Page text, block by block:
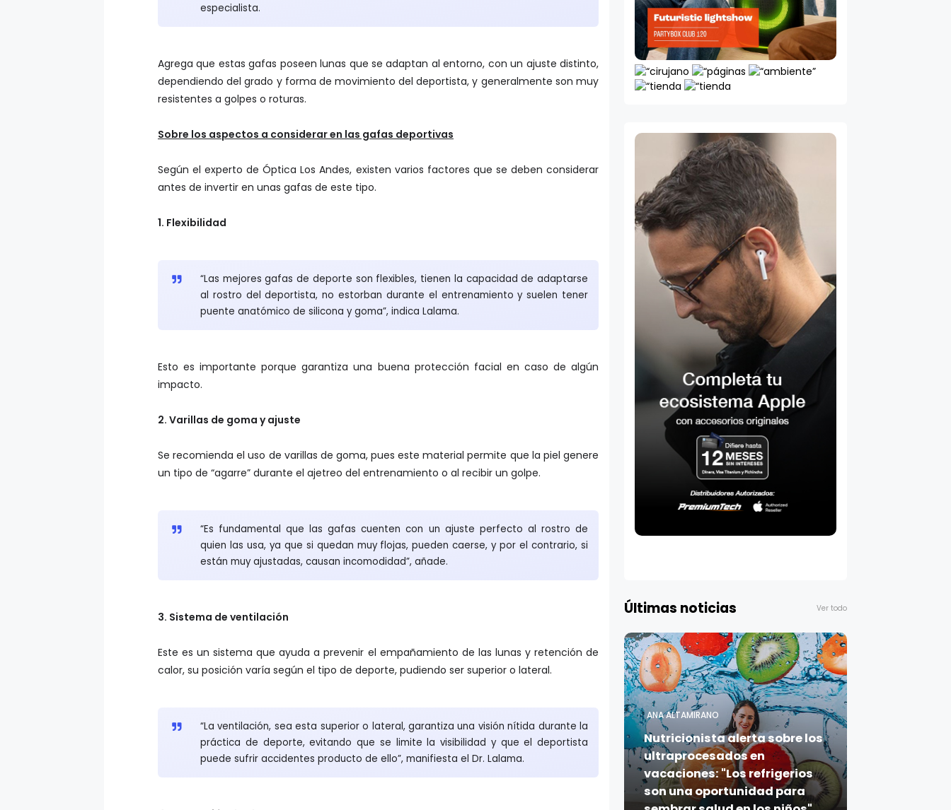
especialista.
Agrega que estas gafas poseen lunas que se adaptan al entorno, con un ajuste distinto,
dependiendo del grado y forma de movimiento del deportista, y generalmente son muy
resistentes a golpes o roturas.
Sobre los aspectos a considerar en las gafas deportivas
Según el experto de Óptica Los Andes, existen varios factores que se deben considerar
antes de invertir en unas gafas de este tipo.
1. Flexibilidad
“Las mejores gafas de deporte son flexibles, tienen la capacidad de adaptarse
al rostro del deportista, no estorban durante el entrenamiento y suelen tener
puente anatómico de silicona y goma”, indica Lalama.
Esto es importante porque garantiza una buena protección facial en caso de algún
impacto.
2. Varillas de goma y ajuste
Se recomienda el uso de varillas de goma, pues este material permite que la piel genere
un tipo de “agarre” durante el ajetreo del entrenamiento o al recibir un golpe.
“Es fundamental que las gafas cuenten con un ajuste perfecto al rostro de
quien las usa, ya que si quedan muy flojas, pueden caerse, y por el contrario, si
están muy ajustadas, causan incomodidad”, añade.
3. Sistema de ventilación
Este es un sistema que ayuda a prevenir el empañamiento de las lunas y retención de
calor, su posición varía según el tipo de deporte, pudiendo ser superior o lateral.
“La ventilación, sea esta superior o lateral, garantiza una visión nítida durante la
práctica de deporte, evitando que se limite la visibilidad y que el deportista
puede sufrir accidentes producto de ello”, manifiesta el Dr. Lalama.
Últimas noticias Ver todo
ANA ALTAMIRANO
Nutricionista alerta sobre los
ultraprocesados en
vacaciones: "Los refrigerios
son una oportunidad para